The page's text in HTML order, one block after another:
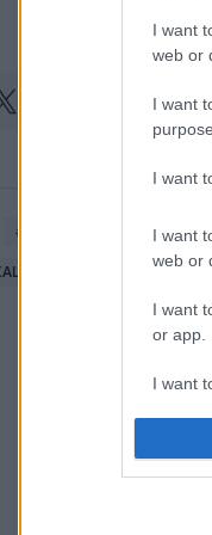
I want
web or
I want
I want
I want
web or
I want
or app.
I want
I want
# #